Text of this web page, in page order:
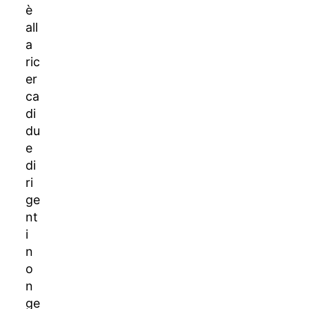
è
all
a
ric
er
ca
di
du
e
di
ri
ge
nt
i
n
o
n
ge